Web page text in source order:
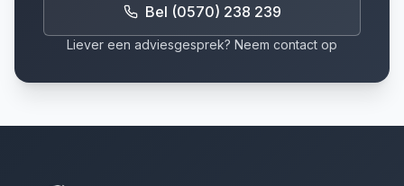
Bel (0570) 238 239
Liever een adviesgesprek? Neem contact op